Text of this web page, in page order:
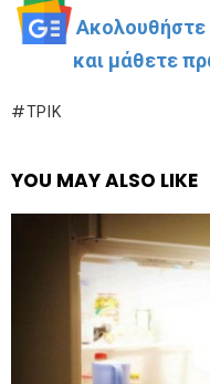
Ακολουθήστε
και μάθετε
ΤΡΊΚ
YOU MAY ALSO LIKE